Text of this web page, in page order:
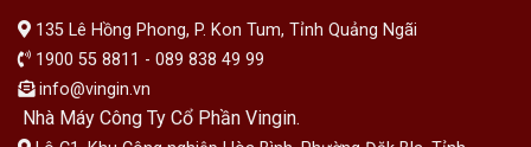
135 Lê Hồng Phong, P. Kon Tum, Tỉnh Quảng Ngãi
1900 55 8811 - 089 838 49 99
info@vingin.vn
Nhà Máy Công Ty Cổ Phần Vingin.